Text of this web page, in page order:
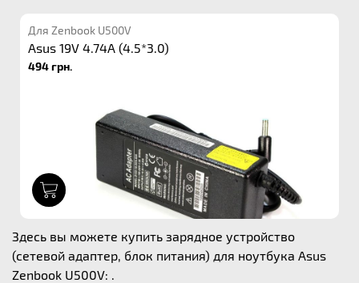
Для Zenbook U500V
Asus 19V 4.74A (4.5*3.0)
494 грн.
Здесь вы можете купить зарядное устройство
(сетевой адаптер, блок питания) для ноутбука Asus
Zenbook U500V: .